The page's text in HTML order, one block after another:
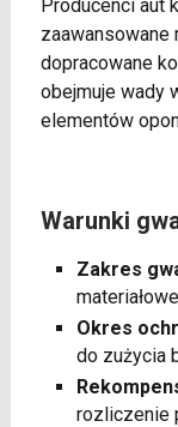
Producenci aut
zaawansowane
dopracowane
obejmuje wady
elementów
Warunki
Zakres
Okres
do zużycia
rozliczenie